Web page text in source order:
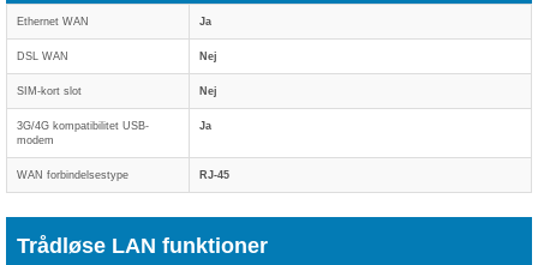
Ethernet WAN Ja
DSL WAN Nej
SIM-kort slot Nej
3G/4G kompatibilitet USB-
modem
Ja
WAN forbindelsestype RJ-45
Trådløse LAN funktioner